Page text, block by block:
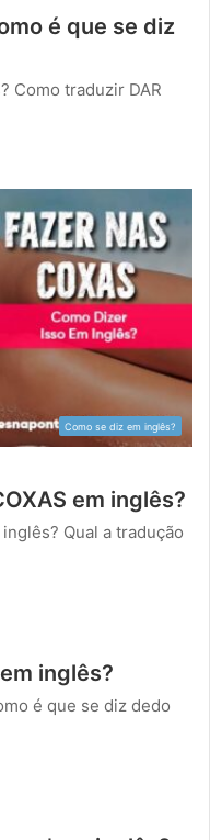
é que se diz
Como traduzir DAR
Como se diz em inglês?
em inglês?
Qual a tradução
inglês?
é que se diz dedo